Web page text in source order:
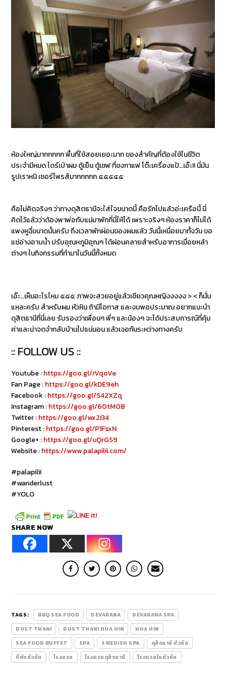
ห้องใหญ่มากกกกก พื้นที่ใช้สอยเยอะมาก ของสำคัญที่ต้องใช้ในชีวิต
ประจำมีหมด ไดร์เป่าผม ตู้เย็น ตู้เซฟ ที่ชงกาแฟ โต๊ะเครื่องแป้…เอ๊ะ!! นี่มัน
รูปเราหนิ เซอร์ไพรส์มากกกกก ๕๕๕๕๕
คือไม่คิดจริงๆ ว่าทางดุสิตธานีจะใส่ใจขนาดนี้ คือรักไปแล้วอ่ะเครือนี้ นี่
คิดไว้แล้วว่าต้องพาพ่อกับแม่มาพักที่นี่ให้ได้ เพราะจริงๆ ห้องราคาก็ไม่ได้
แพงหูฉี่ขนาดนั้นครับ ถึงเวลาพักผ่อนของผมแล้ว วันนี้เหนื่อยมาทั้งวัน ขอ
แช่อ่างอาบน้ำ ปรับอุณหภูมิอุณๆ ได้ผ่อนคลายสำหรับอาการเมื่อยหล้า
ต่างๆ ในกิจกรรมที่ทำมาในวันนี้ทั้งหมด
เอ๊ะ…​เห็นอะไรไหม ๕๕๕​ ภาพจะสวยอยู่แล้วเชียวคุณหญิงงงงง > < ก็นั่น
แหละครับ สำหรับผม หัวหิน ถ้ามีโอกาส และงบพอประมาณ อยากแนะนำ
ดุสิตธานีที่นี่เลย รับรองว่าเพื่อนๆ พี่ๆ และน้องๆ จะได้ประสบการณ์ที่คุ้ม
ค่าและน่าจดจำกลับบ้านไปแน่นอน แล้วเจอกันระหว่างทางครับ
:: FOLLOW US ::
Youtube :https://goo.gl/rVqoVe
Fan Page :https://goo.gl/kDE9eh
Facebook :https://goo.gl/S42XZq
Instagram :https://goo.gl/60tM0B
Twitter :https://goo.gl/wx2I34
Pinterest :https://goo.gl/P1FsxN
Google+ :https://goo.gl/uQrGS9
Website :https://www.palapilii.com/
#palapilii
#wanderlust
#YOLO
SHARE NOW
TAGS: BBQ SEA FOOD DEVARANA
DEVARANA SPA
DUST THANI
DUST THANI HUA HIN
HUA HIN
SEA FOOD BUFFET
SPA SWEDISH SPA
ดุสิตธานี หัวหิน
ที่พักหัวหิน
โรงแรม โรงแรมดุสิตธานี โรงแรมในหัวหิน